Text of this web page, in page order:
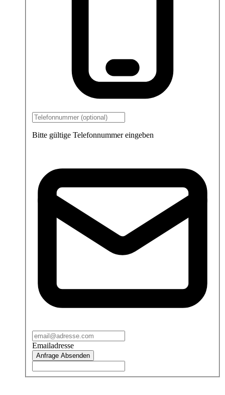
Bitte gültige Telefonnummer eingeben
Emailadresse
Anfrage Absenden